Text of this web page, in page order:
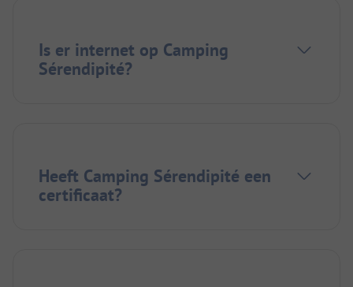
Is er internet op Camping
Sérendipité?
Heeft Camping Sérendipité een
certificaat?